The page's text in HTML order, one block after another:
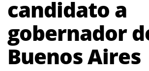
candidato a
gobernador
Buenos Aires